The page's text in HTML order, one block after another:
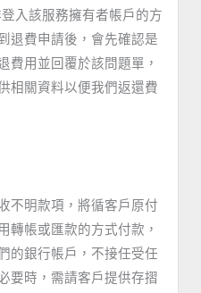
入該服務擁有者帳戶的方
退費申請後，會先確認是
費用並回覆於該問題單，
相關資料以便我們返還費
不明款項，將循客戶原付
轉帳或匯款的方式付款，
的銀行帳戶，不接任受任
要時，需請客戶提供存摺